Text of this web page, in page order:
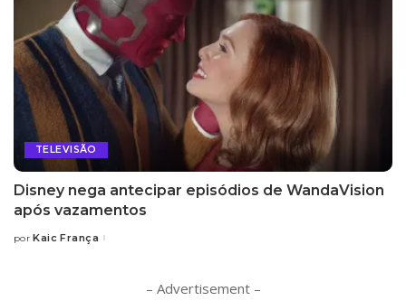
TELEVISÃO
Disney nega antecipar episódios de WandaVision
após vazamentos
Posted
por Kaic França
– Advertisement –